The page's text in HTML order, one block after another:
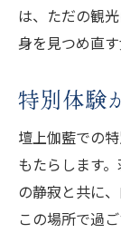
は、ただの観
身を見つめ直
特別体験
壇上伽藍での
もたらします
の静寂と共に
この場所で過